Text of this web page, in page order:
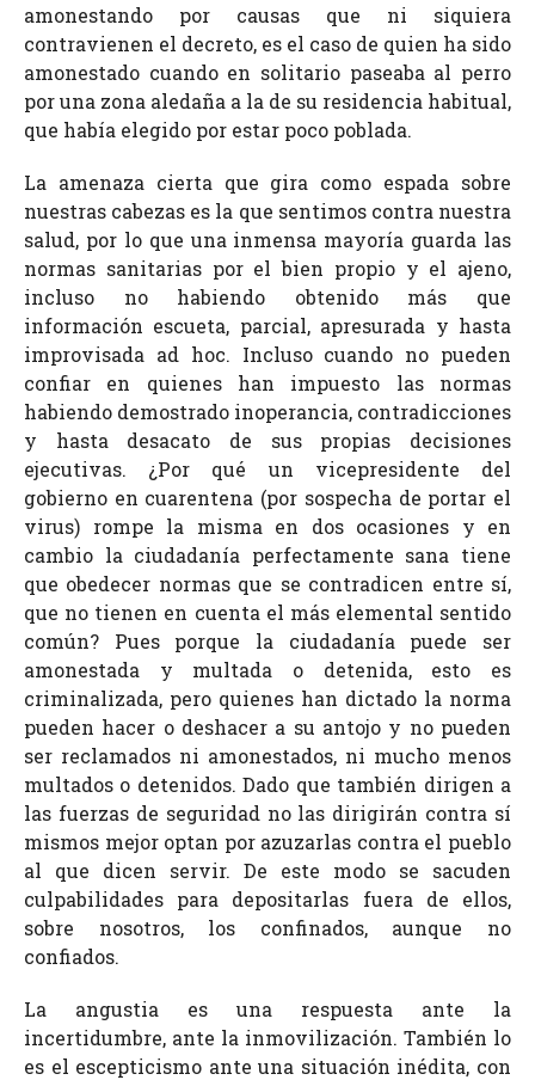
amonestando por causas que ni siquiera
contravienen el decreto, es el caso de quien ha sido
amonestado cuando en solitario paseaba al perro
por una zona aledaña a la de su residencia habitual,
que había elegido por estar poco poblada.
La amenaza cierta que gira como espada sobre
nuestras cabezas es la que sentimos contra nuestra
salud, por lo que una inmensa mayoría guarda las
normas sanitarias por el bien propio y el ajeno,
incluso no habiendo obtenido más que
información escueta, parcial, apresurada y hasta
improvisada ad hoc. Incluso cuando no pueden
confiar en quienes han impuesto las normas
habiendo demostrado inoperancia, contradicciones
y hasta desacato de sus propias decisiones
ejecutivas. ¿Por qué un vicepresidente del
gobierno en cuarentena (por sospecha de portar el
virus) rompe la misma en dos ocasiones y en
cambio la ciudadanía perfectamente sana tiene
que obedecer normas que se contradicen entre sí,
que no tienen en cuenta el más elemental sentido
común? Pues porque la ciudadanía puede ser
amonestada y multada o detenida, esto es
criminalizada, pero quienes han dictado la norma
pueden hacer o deshacer a su antojo y no pueden
ser reclamados ni amonestados, ni mucho menos
multados o detenidos. Dado que también dirigen a
las fuerzas de seguridad no las dirigirán contra sí
mismos mejor optan por azuzarlas contra el pueblo
al que dicen servir. De este modo se sacuden
culpabilidades para depositarlas fuera de ellos,
sobre nosotros, los confinados, aunque no
confiados.
La angustia es una respuesta ante la
incertidumbre, ante la inmovilización. También lo
es el escepticismo ante una situación inédita, con